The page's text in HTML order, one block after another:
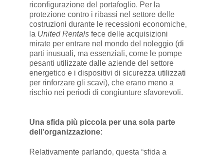
riconfigurazione del portafoglio. Per la
protezione contro i ribassi nel settore delle
costruzioni durante le recessioni economiche,
la United Rentalsfece delle acquisizioni
mirate per entrare nel mondo del noleggio (di
parti inusuali, ma essenziali, come le pompe
pesanti utilizzate dalle aziende del settore
energetico e i dispositivi di sicurezza utilizzati
per rinforzare gli scavi), che erano meno a
rischio nei periodi di congiunture sfavorevoli.
Una sfida più piccola per una sola parte
dell'organizzazione:
Relativamente parlando, questa “sfida a